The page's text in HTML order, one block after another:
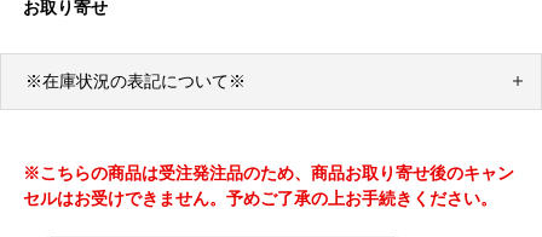
お取り寄せ
※在庫状況の表記について※
※こちらの商品は受注発注品のため、商品お取り寄せ後のキャン
セルはお受けできません。予めご了承の上お手続きください。